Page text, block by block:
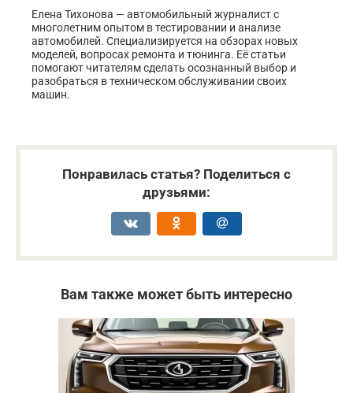
Елена Тихонова — автомобильный журналист с
многолетним опытом в тестировании и анализе
автомобилей. Специализируется на обзорах новых
моделей, вопросах ремонта и тюнинга. Её статьи
помогают читателям сделать осознанный выбор и
разобраться в техническом обслуживании своих
машин.
Понравилась статья? Поделиться с
друзьями:
Вам также может быть интересно